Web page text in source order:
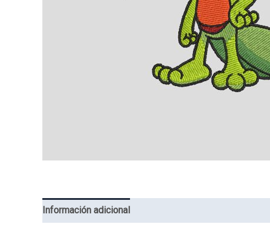
Información adicional